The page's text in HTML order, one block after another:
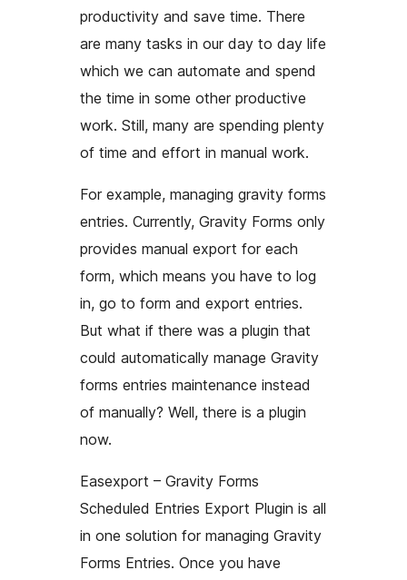
productivity and save time. There
are many tasks in our day to day life
which we can automate and spend
the time in some other productive
work. Still, many are spending plenty
of time and effort in manual work.
For example, managing gravity forms
entries. Currently, Gravity Forms only
provides manual export for each
form, which means you have to log
in, go to form and export entries.
But what if there was a plugin that
could automatically manage Gravity
forms entries maintenance instead
of manually? Well, there is a plugin
now.
Easexport – Gravity Forms
Scheduled Entries Export Plugin is all
in one solution for managing Gravity
Forms Entries. Once you have